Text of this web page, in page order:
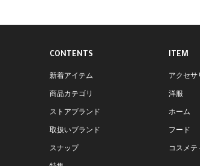
CONTENTS
新着アイテム
商品カテゴリ
ストアブランド
取扱いブランド
スナップ
ITEM
アクセサ
洋服
ホーム
フード
コスメテ